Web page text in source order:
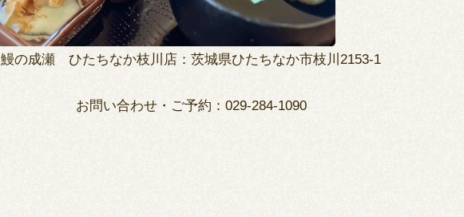
鰻の成瀬 ひたちなか枝川店：茨城県ひたちなか市枝川2153-1
お問い合わせ・ご予約：029-284-1090